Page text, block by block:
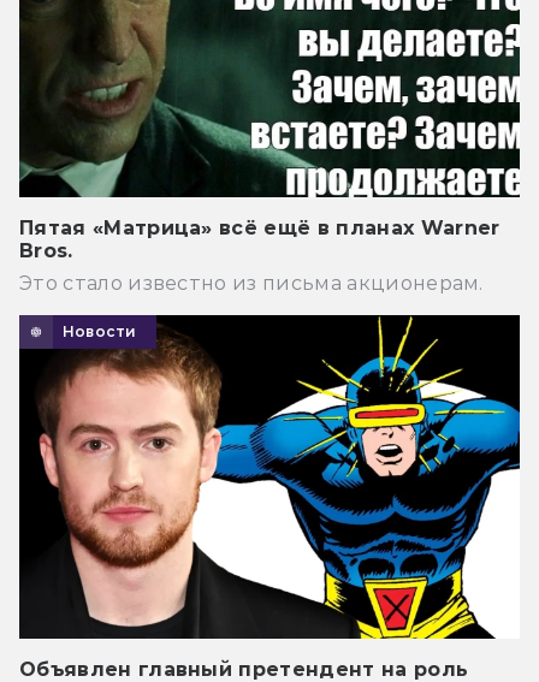
Пятая «Матрица» всё ещё в планах Warner
Bros.
Это стало известно из письма акционерам.
Новости
Объявлен главный претендент на роль